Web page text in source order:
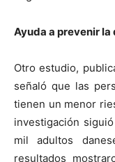
Ayuda a prevenir
Otro estudio,
señaló que las
tienen un menor
investigación
mil adultos
resultados